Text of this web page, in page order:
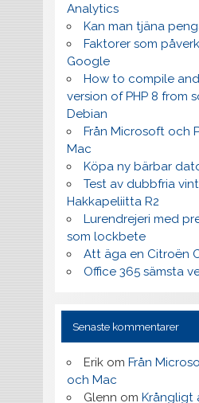
Analytics
Kan man tjäna
Faktorer som
Google
How to compile
version of PHP 8 from
Debian
Från Microsoft och
Mac
Köpa ny bärbar
Test av dubbfria
Hakkapeliitta R2
Lurendrejeri med
som lockbete
Att äga en Citroën
Office 365 sämsta
Senaste kommentarer
Erik omFrån
och Mac
Glenn omKrångligt